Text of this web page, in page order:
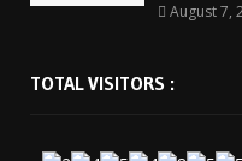
August 7,
TOTAL VISITORS :